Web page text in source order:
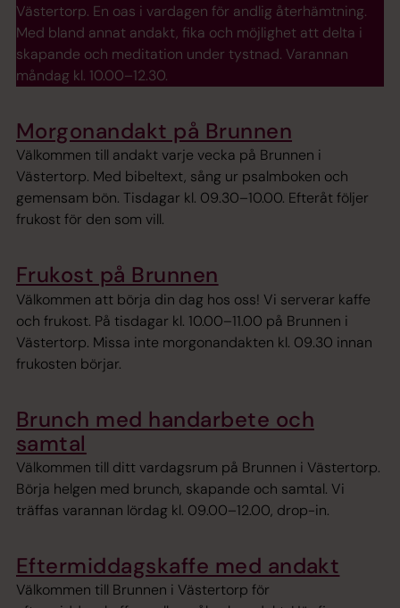
Västertorp. En oas i vardagen för andlig återhämtning.
Med bland annat andakt, fika och möjlighet att delta i
skapande och meditation under tystnad. Varannan
måndag kl. 10.00–12.30.
Morgonandakt på Brunnen
Välkommen till andakt varje vecka på Brunnen i
Västertorp. Med bibeltext, sång ur psalmboken och
gemensam bön. Tisdagar kl. 09.30–10.00. Efteråt följer
frukost för den som vill.
Frukost på Brunnen
Välkommen att börja din dag hos oss! Vi serverar kaffe
och frukost. På tisdagar kl. 10.00–11.00 på Brunnen i
Västertorp. Missa inte morgonandakten kl. 09.30 innan
frukosten börjar.
Brunch med handarbete och
samtal
Välkommen till ditt vardagsrum på Brunnen i Västertorp.
Börja helgen med brunch, skapande och samtal. Vi
träffas varannan lördag kl. 09.00–12.00, drop-in.
Eftermiddagskaffe med andakt
Välkommen till Brunnen i Västertorp för